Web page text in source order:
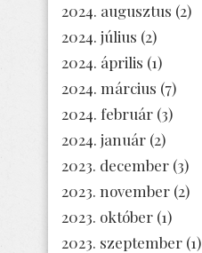
2024. augusztus (2)
2024. július (2)
2024. április (1)
2024. március (7)
2024. február (3)
2024. január (2)
2023. december (3)
2023. november (2)
2023. október (1)
2023. szeptember (1)